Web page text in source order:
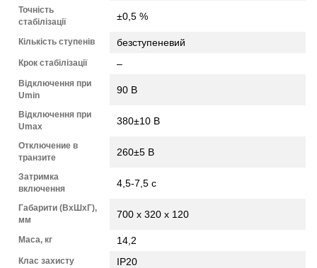
Точність
стабілізації
±0,5 %
Кількість ступенів безступеневий
Крок стабілізації –
Відключення при
Umin
90 В
Відключення при
Umax
380±10 В
Отключение в
транзите
260±5 В
Затримка
включення
4,5-7,5 с
Габарити (ВхШхГ),
мм
700 х 320 х 120
Маса, кг 14,2
Клас захисту IP20